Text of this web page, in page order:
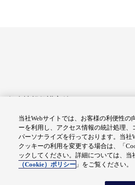
アクセシビリティへの対応
総合サイトマップ
© Fuji Electric Co.,
当社Webサイトでは、お客様の利便性の
ーを利用し、アクセス情報の統計処理、
パーソナライズを行っております。当社
クッキーの利用を変更する場合は、「
ックしてください。詳細については、当
（Cookie）ポリシー 」をご覧ください。